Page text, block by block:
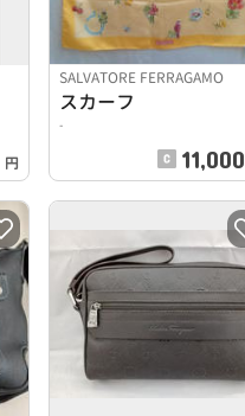
円
SALVATORE FERRAGAMO
スカーフ
-
11,000